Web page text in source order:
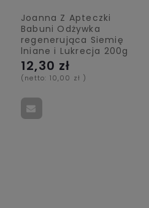
Joanna Z Apteczki
Babuni Odżywka
regenerująca Siemię
lniane i Lukrecja 200g
12,30 zł
(netto: 10,00 zł )